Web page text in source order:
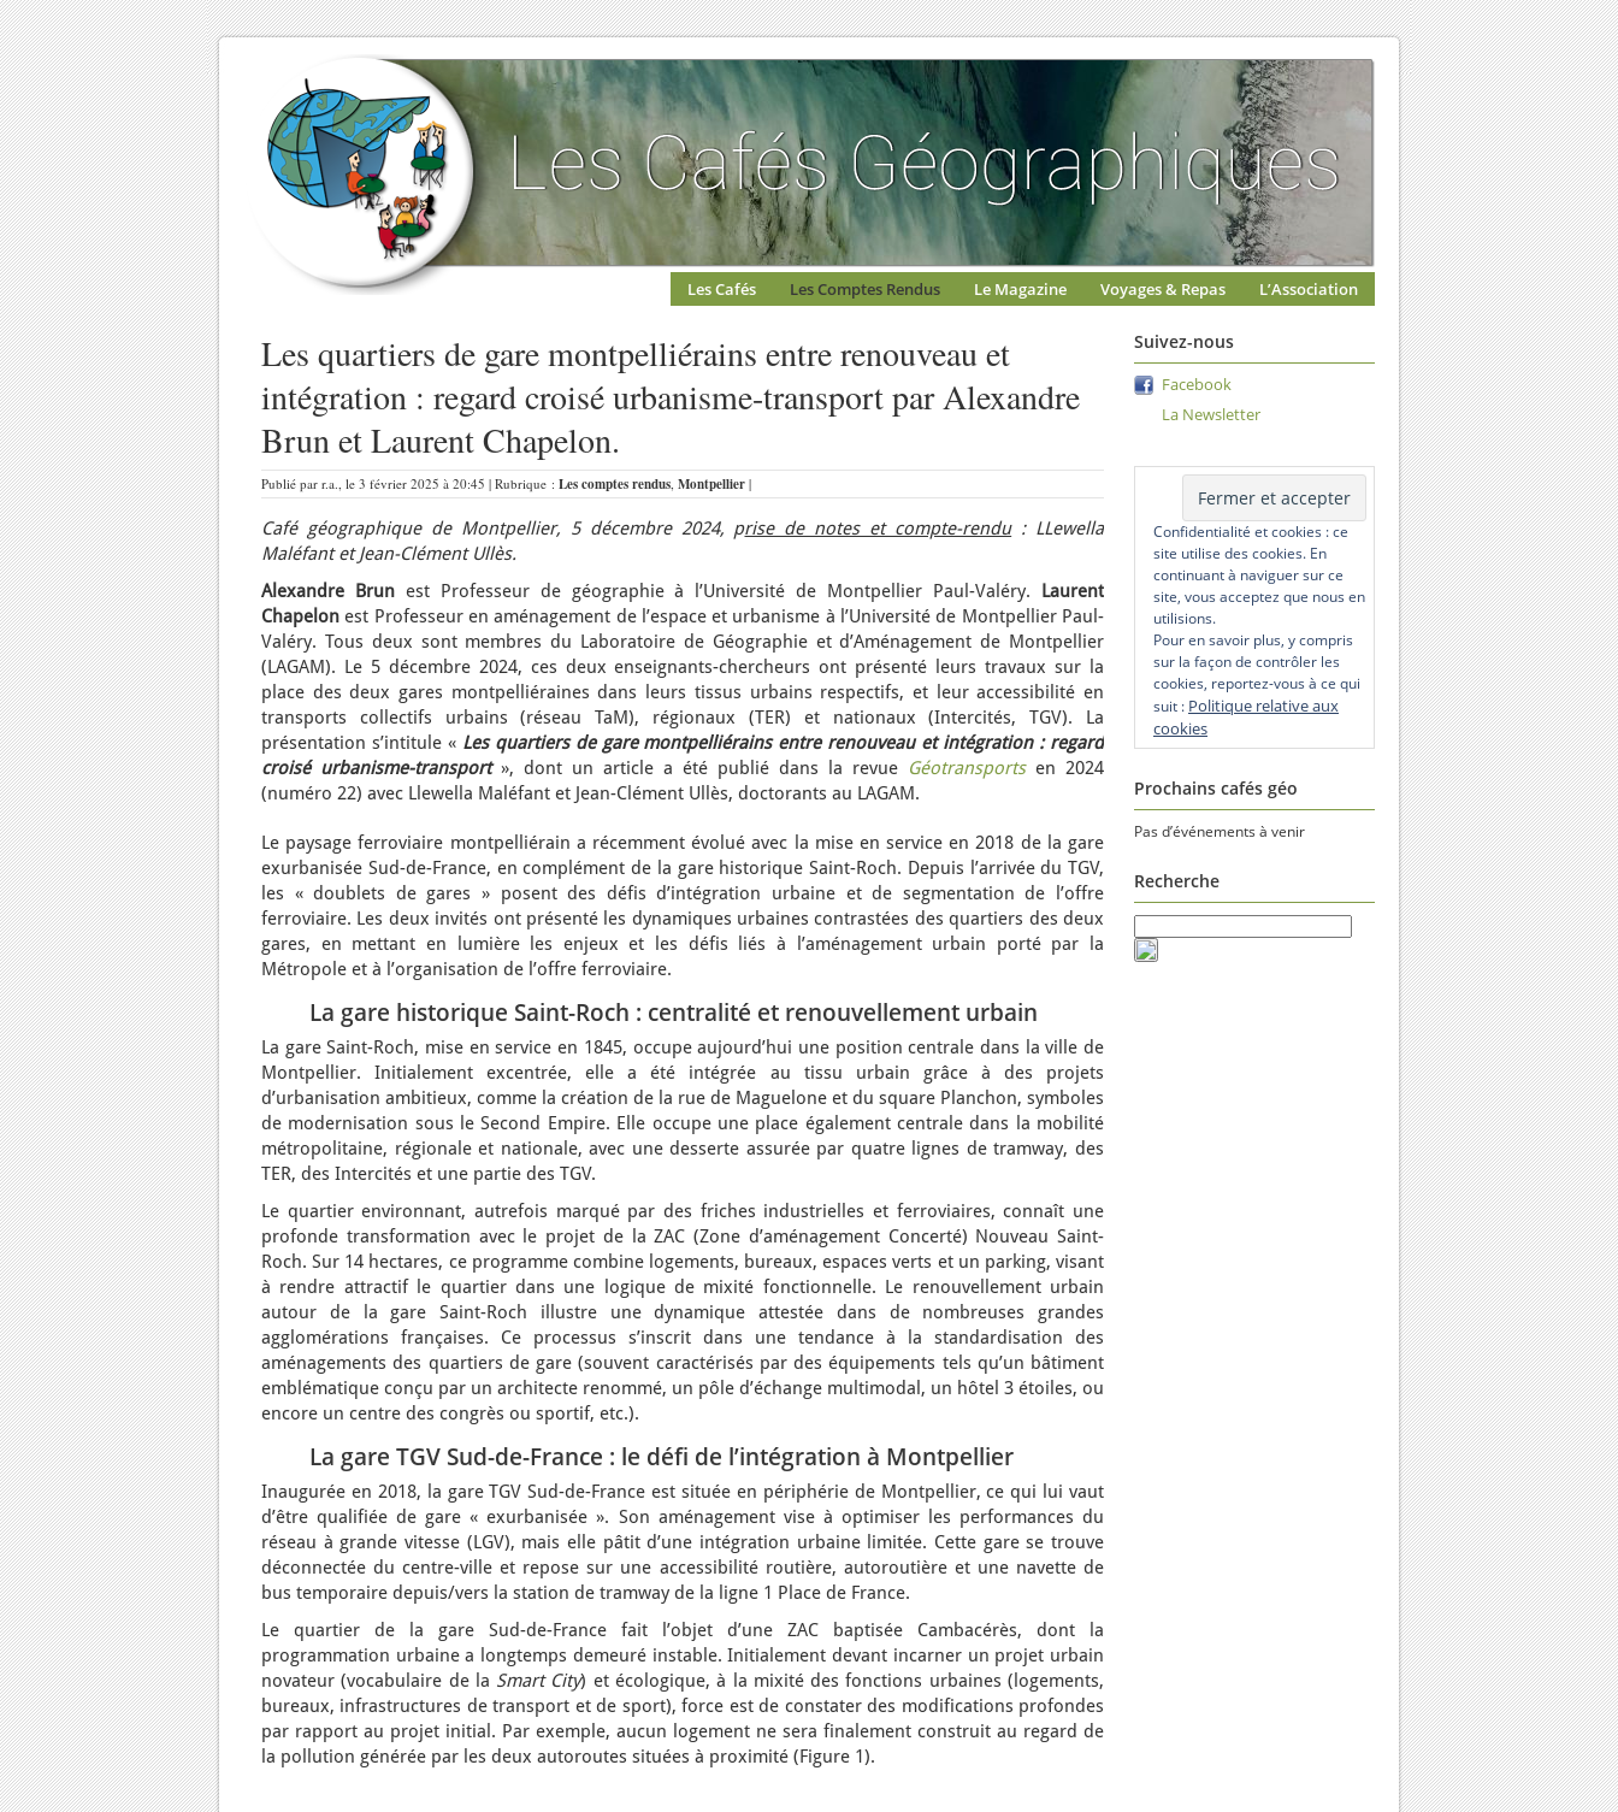
Les Cafés Les Comptes Rendus Le Magazine Voyages & Repas L’Association
Les quartiers de gare montpelliérains entre renouveau et
intégration : regard croisé urbanisme-transport par Alexandre
Brun et Laurent Chapelon.
Publié par r.a., le 3 février 2025 à 20:45 | Rubrique : Les comptes rendus, Montpellier |
Café géographique de Montpellier, 5 décembre 2024, prise de notes et compte-rendu: LLewella
Maléfant et Jean-Clément Ullès.
Alexandre Brunest Professeur de géographie à l’Université de Montpellier Paul-Valéry. Laurent
Chapelon est Professeur en aménagement de l’espace et urbanisme à l’Université de Montpellier Paul-
Valéry. Tous deux sont membres du Laboratoire de Géographie et d’Aménagement de Montpellier
(LAGAM). Le 5 décembre 2024, ces deux enseignants-chercheurs ont présenté leurs travaux sur la
place des deux gares montpelliéraines dans leurs tissus urbains respectifs, et leur accessibilité en
transports collectifs urbains (réseau TaM), régionaux (TER) et nationaux (Intercités, TGV). La
présentation s’intitule « Les quartiers de gare montpelliérains entre renouveau et intégration : regard
croisé urbanisme-transport », dont un article a été publié dans la revue Géotransportsen 2024
(numéro 22) avec Llewella Maléfant et Jean-Clément Ullès, doctorants au LAGAM.
Le paysage ferroviaire montpelliérain a récemment évolué avec la mise en service en 2018 de la gare
exurbanisée Sud-de-France, en complément de la gare historique Saint-Roch. Depuis l’arrivée du TGV,
les « doublets de gares » posent des défis d’intégration urbaine et de segmentation de l’offre
ferroviaire. Les deux invités ont présenté les dynamiques urbaines contrastées des quartiers des deux
gares, en mettant en lumière les enjeux et les défis liés à l’aménagement urbain porté par la
Métropole et à l’organisation de l’offre ferroviaire.
La gare historique Saint-Roch : centralité et renouvellement urbain
La gare Saint-Roch, mise en service en 1845, occupe aujourd’hui une position centrale dans la ville de
Montpellier. Initialement excentrée, elle a été intégrée au tissu urbain grâce à des projets
d’urbanisation ambitieux, comme la création de la rue de Maguelone et du square Planchon, symboles
de modernisation sous le Second Empire. Elle occupe une place également centrale dans la mobilité
métropolitaine, régionale et nationale, avec une desserte assurée par quatre lignes de tramway, des
TER, des Intercités et une partie des TGV.
Le quartier environnant, autrefois marqué par des friches industrielles et ferroviaires, connaît une
profonde transformation avec le projet de la ZAC (Zone d’aménagement Concerté) Nouveau Saint-
Roch. Sur 14 hectares, ce programme combine logements, bureaux, espaces verts et un parking, visant
à rendre attractif le quartier dans une logique de mixité fonctionnelle. Le renouvellement urbain
autour de la gare Saint-Roch illustre une dynamique attestée dans de nombreuses grandes
agglomérations françaises. Ce processus s’inscrit dans une tendance à la standardisation des
aménagements des quartiers de gare (souvent caractérisés par des équipements tels qu’un bâtiment
emblématique conçu par un architecte renommé, un pôle d’échange multimodal, un hôtel 3 étoiles, ou
encore un centre des congrès ou sportif, etc.).
La gare TGV Sud-de-France : le défi de l’intégration à Montpellier
Inaugurée en 2018, la gare TGV Sud-de-France est située en périphérie de Montpellier, ce qui lui vaut
d’être qualifiée de gare « exurbanisée ». Son aménagement vise à optimiser les performances du
réseau à grande vitesse (LGV), mais elle pâtit d’une intégration urbaine limitée. Cette gare se trouve
déconnectée du centre-ville et repose sur une accessibilité routière, autoroutière et une navette de
bus temporaire depuis/vers la station de tramway de la ligne 1 Place de France.
Le quartier de la gare Sud-de-France fait l’objet d’une ZAC baptisée Cambacérès, dont la
programmation urbaine a longtemps demeuré instable. Initialement devant incarner un projet urbain
novateur (vocabulaire de la Smart City) et écologique, à la mixité des fonctions urbaines (logements,
bureaux, infrastructures de transport et de sport), force est de constater des modifications profondes
par rapport au projet initial. Par exemple, aucun logement ne sera finalement construit au regard de
la pollution générée par les deux autoroutes situées à proximité (Figure 1).
Suivez-nous
Facebook
La Newsletter
Confidentialité et cookies : ce
site utilise des cookies. En
continuant à naviguer sur ce
site, vous acceptez que nous en
utilisions.
Pour en savoir plus, y compris
sur la façon de contrôler les
cookies, reportez-vous à ce qui
suit : Politique relative aux
cookies
Prochains cafés géo
Pas d’événements à venir
Recherche